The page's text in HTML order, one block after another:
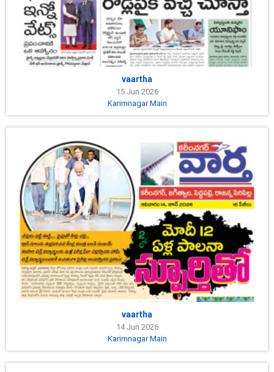
vaartha
15 Jun 2026
Karimnagar Main
vaartha
14 Jun 2026
Karimnagar Main